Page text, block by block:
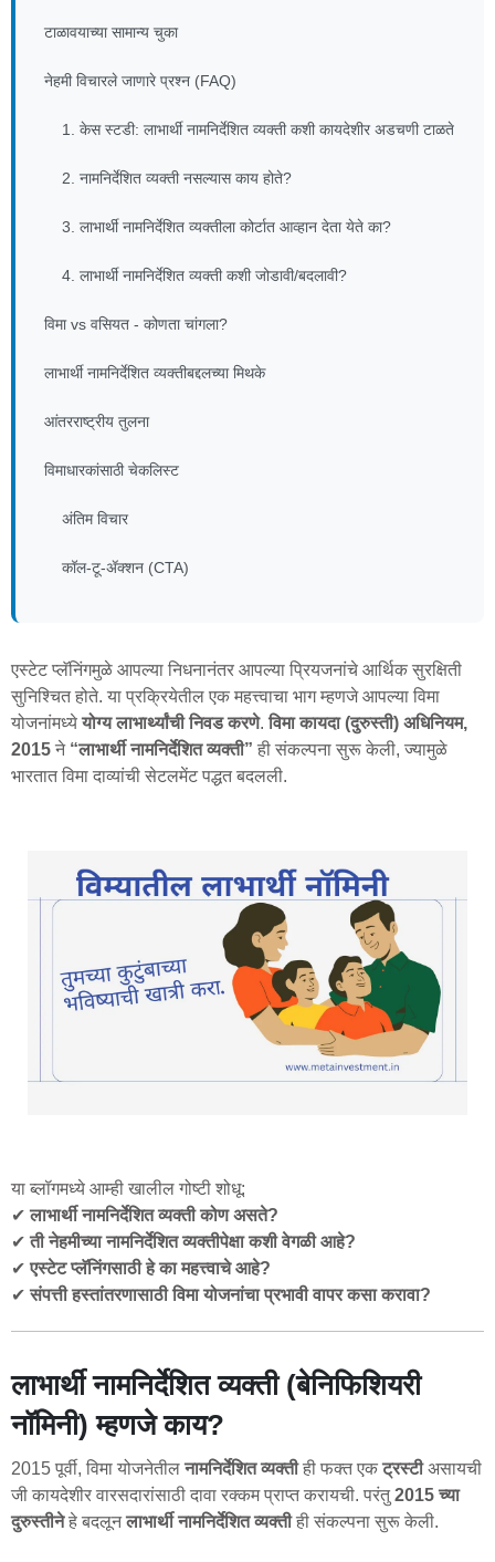
टाळावयाच्या सामान्य चुका
नेहमी विचारले जाणारे प्रश्न (FAQ)
1. केस स्टडी: लाभार्थी नामनिर्देशित व्यक्ती कशी कायदेशीर अडचणी टाळते
2. नामनिर्देशित व्यक्ती नसल्यास काय होते?
3. लाभार्थी नामनिर्देशित व्यक्तीला कोर्टात आव्हान देता येते का?
4. लाभार्थी नामनिर्देशित व्यक्ती कशी जोडावी/बदलावी?
विमा vs वसियत - कोणता चांगला?
लाभार्थी नामनिर्देशित व्यक्तीबद्दलच्या मिथके
आंतरराष्ट्रीय तुलना
विमाधारकांसाठी चेकलिस्ट
अंतिम विचार
कॉल-टू-ॲक्शन (CTA)
एस्टेट प्लॅनिंगमुळे आपल्या निधनानंतर आपल्या प्रियजनांचे आर्थिक सुरक्षिती
सुनिश्चित होते. या प्रक्रियेतील एक महत्त्वाचा भाग म्हणजे आपल्या विमा
योजनांमध्येयोग्य लाभार्थ्यांची निवड करणे.विमा कायदा (दुरुस्ती) अधिनियम,
2015 ने “लाभार्थी नामनिर्देशित व्यक्ती” ही संकल्पना सुरू केली, ज्यामुळे
भारतात विमा दाव्यांची सेटलमेंट पद्धत बदलली.
या ब्लॉगमध्ये आम्ही खालील गोष्टी शोधू:
✔लाभार्थी नामनिर्देशित व्यक्ती कोण असते?
✔ती नेहमीच्या नामनिर्देशित व्यक्तीपेक्षा कशी वेगळी आहे?
✔एस्टेट प्लॅनिंगसाठी हे का महत्त्वाचे आहे?
✔संपत्ती हस्तांतरणासाठी विमा योजनांचा प्रभावी वापर कसा करावा?
लाभार्थी नामनिर्देशित व्यक्ती (बेनिफिशियरी
नॉमिनी) म्हणजे काय?
2015 पूर्वी, विमा योजनेतीलनामनिर्देशित व्यक्तीही फक्त एकट्रस्टीअसायची
जी कायदेशीर वारसदारांसाठी दावा रक्कम प्राप्त करायची. परंतु2015 च्या
दुरुस्तीनेहे बदलूनलाभार्थी नामनिर्देशित व्यक्तीही संकल्पना सुरू केली.